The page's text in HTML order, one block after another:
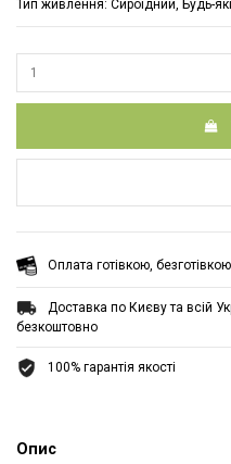
Тип живлення: Cироїдний, Будь-
Оплата готівкою, безготівкою
Доставка по Києву та всій
безкоштовно
100% гарантія якості
Опис